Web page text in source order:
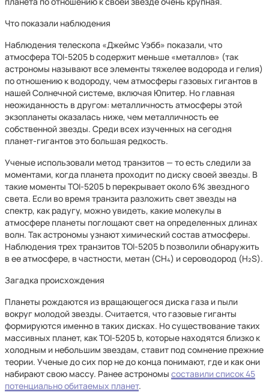
Что показали наблюдения
Наблюдения телескопа «Джеймс Уэбб» показали, что
атмосфера TOI-5205 b содержит меньше «металлов» (так
астрономы называют все элементы тяжелее водорода и гелия)
по отношению к водороду, чем атмосферы газовых гигантов в
нашей Солнечной системе, включая Юпитер. Но главная
неожиданность в другом: металличность атмосферы этой
экзопланеты оказалась ниже, чем металличность ее
собственной звезды. Среди всех изученных на сегодня
планет-гигантов это большая редкость.
Ученые использовали метод транзитов — то есть следили за
моментами, когда планета проходит по диску своей звезды. В
такие моменты TOI-5205 b перекрывает около 6% звездного
света. Если во время транзита разложить свет звезды на
спектр, как радугу, можно увидеть, какие молекулы в
атмосфере планеты поглощают свет на определенных длинах
волн. Так астрономы узнают химический состав атмосферы.
Наблюдения трех транзитов TOI-5205 b позволили обнаружить
в ее атмосфере, в частности, метан (CH₄) и сероводород (H₂S).
Загадка происхождения
Планеты рождаются из вращающегося диска газа и пыли
вокруг молодой звезды. Считается, что газовые гиганты
формируются именно в таких дисках. Но существование таких
массивных планет, как TOI-5205 b, которые находятся близко к
холодным и небольшим звездам, ставит под сомнение прежние
теории. Ученые до сих пор не до конца понимают, где и как они
набирают свою массу. Ранее астрономы составили список 45
потенциально обитаемых планет.